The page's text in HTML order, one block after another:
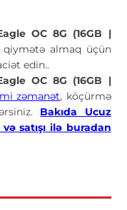
OC 8G (16GB |
qiymətə almaq üçün
edin..
OC 8G (16GB |
zəmanət, köçürmə
Bakıda Ucuz
satışı ilə buradan